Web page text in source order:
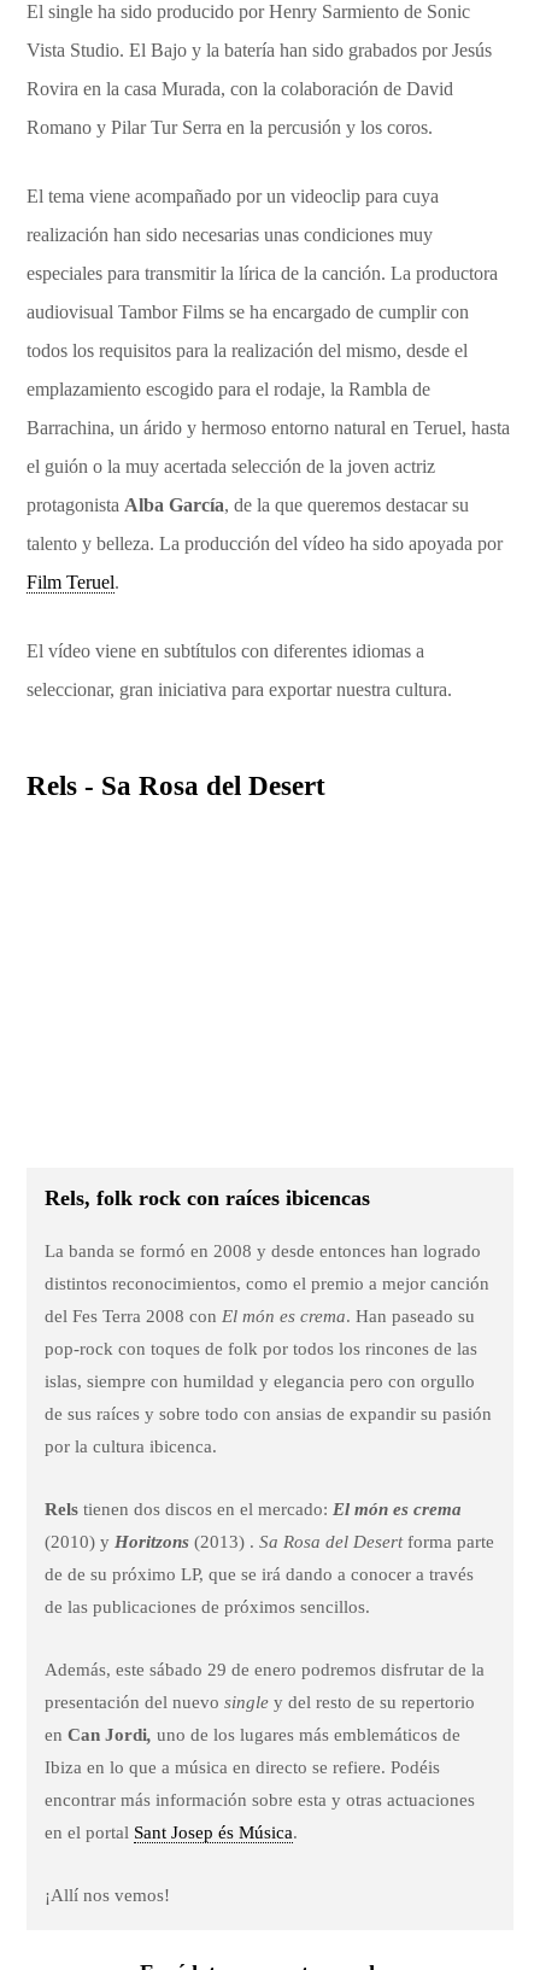
El single ha sido producido por Henry Sarmiento de Sonic
Vista Studio. El Bajo y la batería han sido grabados por Jesús
Rovira en la casa Murada, con la colaboración de David
Romano y Pilar Tur Serra en la percusión y los coros.
El tema viene acompañado por un videoclip para cuya
realización han sido necesarias unas condiciones muy
especiales para transmitir la lírica de la canción. La productora
audiovisual Tambor Films se ha encargado de cumplir con
todos los requisitos para la realización del mismo, desde el
emplazamiento escogido para el rodaje, la Rambla de
Barrachina, un árido y hermoso entorno natural en Teruel, hasta
el guión o la muy acertada selección de la joven actriz
protagonistaAlba García, de la que queremos destacar su
talento y belleza. La producción del vídeo ha sido apoyada por
Film Teruel.
El vídeo viene en subtítulos con diferentes idiomas a
seleccionar, gran iniciativa para exportar nuestra cultura.
Rels - Sa Rosa del Desert
Rels, folk rock con raíces ibicencas
La banda se formó en 2008 y desde entonces han logrado
distintos reconocimientos, como el premio a mejor canción
del Fes Terra 2008 conEl món es crema. Han paseado su
pop-rock con toques de folk por todos los rincones de las
islas, siempre con humildad y elegancia pero con orgullo
de sus raíces y sobre todo con ansias de expandir su pasión
por la cultura ibicenca.
Relstienen dos discos en el mercado:El món es crema
(2010) yHoritzons (2013) .Sa Rosa del Desertforma parte
de de su próximo LP, que se irá dando a conocer a través
de las publicaciones de próximos sencillos.
Además, este sábado 29 de enero podremos disfrutar de la
presentación del nuevosingle y del resto de su repertorio
enCan Jordi, uno de los lugares más emblemáticos de
Ibiza en lo que a música en directo se refiere. Podéis
encontrar más información sobre esta y otras actuaciones
en el portal Sant Josep és Música.
¡Allí nos vemos!